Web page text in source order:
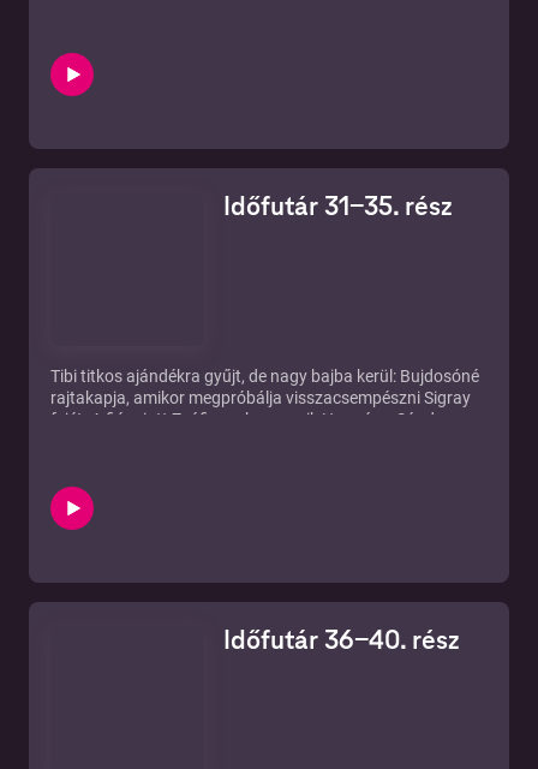
behívatja Hannát a Sándor diktálta házidolgozat miatt...
Időfutár 31-35. rész
Tibi titkos ajándékra gyűjt, de nagy bajba kerül: Bujdosóné
rajtakapja, amikor megpróbálja visszacsempészni Sigray
fejét. A fiú miatt Zsófi megharagszik Hannára. Sándor
Időfutár 36-40. rész